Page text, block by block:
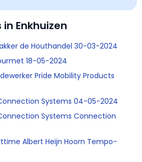
Enkhuizen
de Houthandel 30-03-2024
18-05-2024
Pride Mobility Products
Systems 04-05-2024
Systems Connection
Albert Heijn Hoorn Tempo-